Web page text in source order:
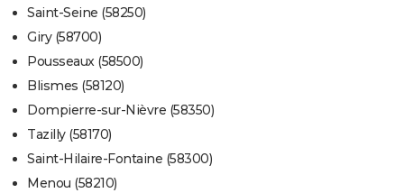
Saint-Seine (58250)
Giry (58700)
Pousseaux (58500)
Blismes (58120)
Dompierre-sur-Nièvre (58350)
Tazilly (58170)
Saint-Hilaire-Fontaine (58300)
Menou (58210)